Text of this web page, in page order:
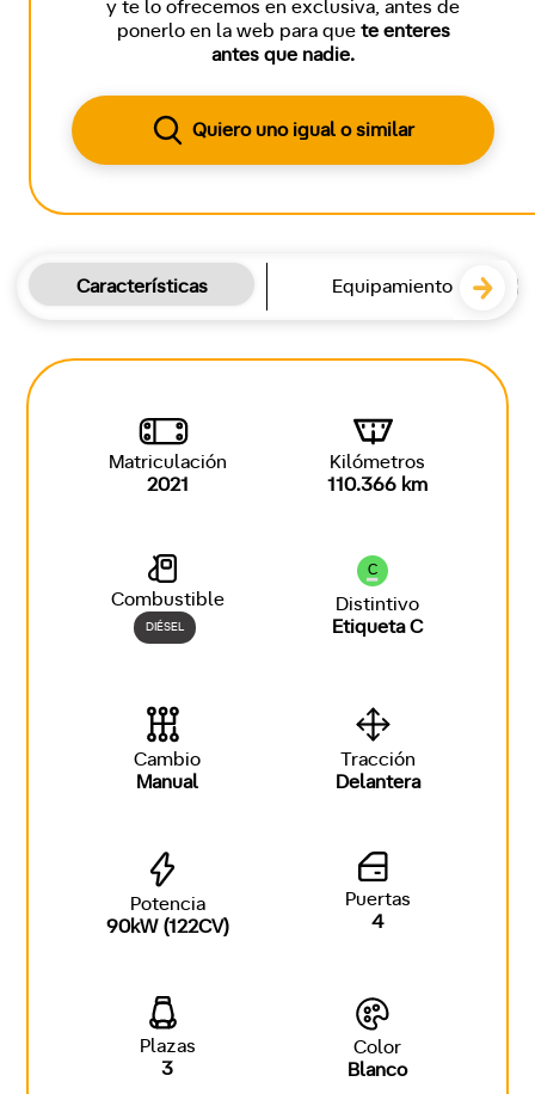
y te lo ofrecemos en exclusiva, antes de
ponerlo en la web para que te enteres
antes que nadie.
Quiero uno igual o similar
Características Equipamiento
Matriculación
2021
Kilómetros
110.366 km
Combustible
DIÉSEL
C
Distintivo
Etiqueta C
Cambio
Manual
Tracción
Delantera
Potencia
90kW (122CV)
Puertas
4
Plazas
3
Color
Blanco